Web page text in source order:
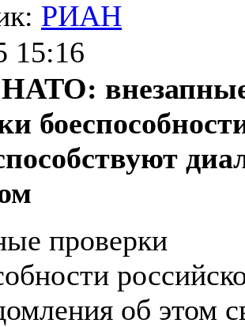
РИАН
15:16
НАТО:
проверки
об этом